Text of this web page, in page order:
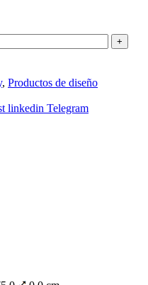
, Productos de diseño
linkedin Telegram